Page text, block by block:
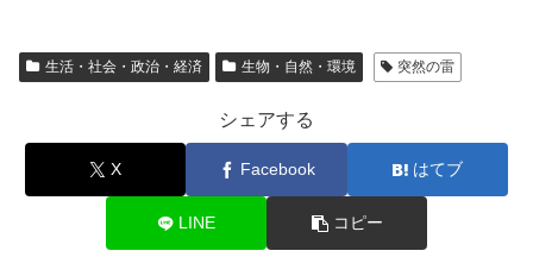
生活・社会・政治・経済 生物・自然・環境 突然の雷
シェアする
X Facebook はてブ
LINE コピー